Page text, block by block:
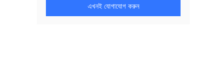
এখনই যোগাযোগ করুন